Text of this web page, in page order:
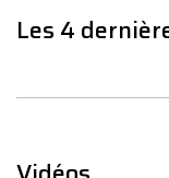
Les 4